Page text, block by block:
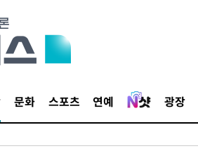
문화 스포츠 연예 광장